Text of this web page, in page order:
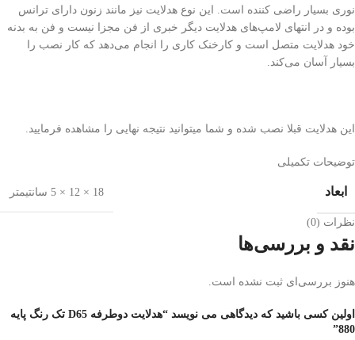
نوری بسیار راضی کننده است. این نوع هدلایت نیز مانند زنون دارای ترانس
بوده و در انتهای لامپ‌های هدلایت دیگر خبری از فن مجزا نیست و فن به بدنه
خود هدلایت متصل است و کارخنک کاری را انجام می‌دهد که کار نصب را
بسیار آسان می‌کند.
این هدلایت قبلا نصب شده و شما میتوانید نتیجه نهایی را مشاهده فرمایید.
توضیحات تکمیلی
ابعاد 18 × 12 × 5 سانتیمتر
نظرات (0)
نقد و بررسی‌ها
هنوز بررسی‌ای ثبت نشده است.
اولین کسی باشید که دیدگاهی می نویسد “هدلایت دوطرفه D65 تک رنگ پایه
880”